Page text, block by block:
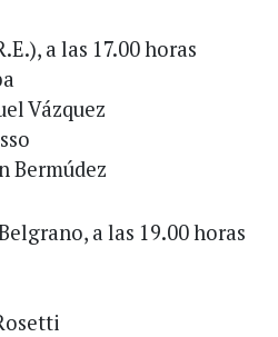
a las 17.00 horas
Vázquez
Bermúdez
a las 19.00 horas